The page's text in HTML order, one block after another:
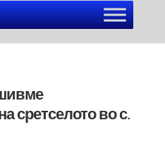
сретселото во с.